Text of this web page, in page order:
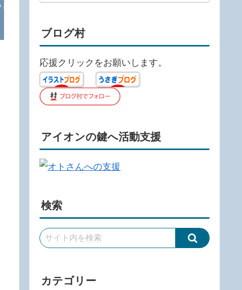
ブログ村
応援クリックをお願いします。
アイオンの鍵へ活動支援
検索
カテゴリー